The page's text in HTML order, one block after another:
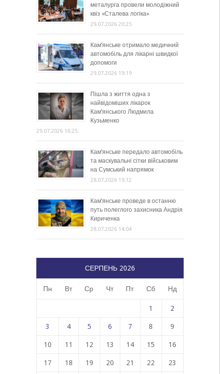
металурга провели молодіжний
квіз «Сталева логіка»
29.07.2026 20:25
Кам’янське отримало медичний
автомобіль для лікарні швидкої
допомоги
29.07.2026 19:19
Пішла з життя одна з
найвідоміших лікарок
Кам’янського Людмила
Кузьменко
29.07.2026 16:25
Кам’янське передало автомобіль
та маскувальні сітки військовим
на Сумський напрямок
28.07.2026 19:12
Кам’янське проведе в останню
путь полеглого захисника Андрія
Кириченка
28.07.2026 14:04
СЕРПЕНЬ 2026
Пн Вт Ср Чт Пт Сб Нд
1 2
3 4 5 6 7 8 9
10 11 12 13 14 15 16
17 18 19 20 21 22 23